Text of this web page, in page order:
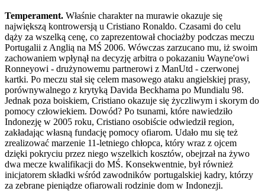
Temperament. Właśnie charakter na murawie okazuje się
największą kontrowersją u Cristiano Ronaldo. Czasami do celu
dąży za wszelką cenę, co zaprezentował chociażby podczas meczu
Portugalii z Anglią na MŚ 2006. Wówczas zarzucano mu, iż swoim
zachowaniem wpłynął na decyzję arbitra o pokazaniu Wayne'owi
Ronneyowi - drużynowemu partnerowi z ManUtd - czerwonej
kartki. Po meczu stał się celem masowego ataku angielskiej prasy,
porównywalnego z krytyką Davida Beckhama po Mundialu 98.
Jednak poza boiskiem, Cristiano okazuje się życzliwym i skorym do
pomocy człowiekiem. Dowód? Po tsunami, które nawiedziło
Indonezję w 2005 roku, Cristiano osobiście odwiedził region,
zakładając własną fundację pomocy ofiarom. Udało mu się też
zrealizować marzenie 11-letniego chłopca, który wraz z ojcem
dzięki pokryciu przez niego wszelkich kosztów, obejrzał na żywo
dwa mecze kwalifikacji do MŚ. Konsekwentnie, był również
inicjatorem składki wśród zawodników portugalskiej kadry, którzy
za zebrane pieniądze ofiarowali rodzinie dom w Indonezji.